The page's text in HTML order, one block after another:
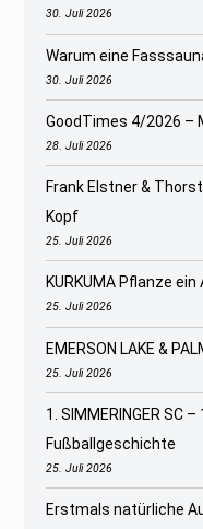
30. Juli 2026
Warum eine
30. Juli 2026
GoodTimes 4/2026 –
28. Juli 2026
Frank Elstner &
Kopf
25. Juli 2026
KURKUMA Pflanze
25. Juli 2026
EMERSON LAKE &
25. Juli 2026
1. SIMMERINGER SC
Fußballgeschichte
25. Juli 2026
Erstmals natürliche